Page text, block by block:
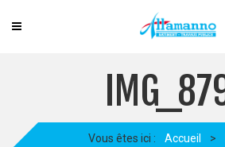
Vous êtes ici : Accueil >